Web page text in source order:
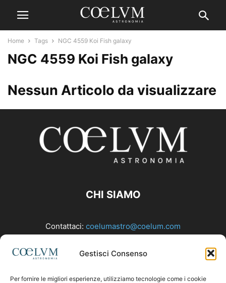
Gestisci Consenso
Per fornire le migliori esperienze, utilizziamo tecnologie come i cookie
Home Tags NGC 4559 Koi Fish galaxy
NGC 4559 Koi Fish galaxy
Nessun Articolo da visualizzare
CHI SIAMO
Contattaci: coelumastro@coelum.com
SEGUICI